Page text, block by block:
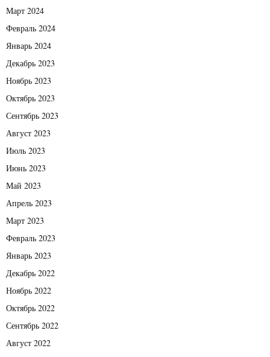
Март 2024
Февраль 2024
Январь 2024
Декабрь 2023
Ноябрь 2023
Октябрь 2023
Сентябрь 2023
Август 2023
Июль 2023
Июнь 2023
Май 2023
Апрель 2023
Март 2023
Февраль 2023
Январь 2023
Декабрь 2022
Ноябрь 2022
Октябрь 2022
Сентябрь 2022
Август 2022